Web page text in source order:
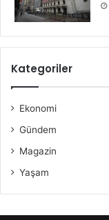
Kategoriler
Ekonomi
Gündem
Magazin
Yaşam